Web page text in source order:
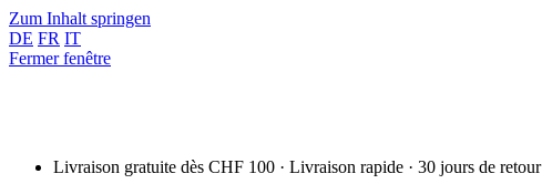
Zum Inhalt springen
DE FR IT
Fermer fenêtre
Livraison gratuite dès CHF 100 · Livraison rapide · 30 jours de retour